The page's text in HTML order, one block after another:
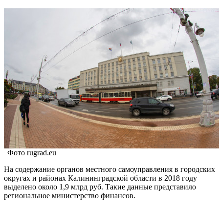
Фото rugrad.eu
На содержание органов местного самоуправления в городских
округах и районах Калининградской области в 2018 году
выделено около 1,9 млрд руб. Такие данные представило
региональное министерство финансов.